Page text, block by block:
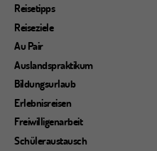
Reisetipps
Reiseziele
Au Pair
Auslandspraktikum
Bildungsurlaub
Erlebnisreisen
Freiwilligenarbeit
Schüleraustausch